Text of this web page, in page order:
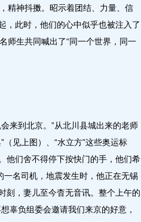
精神抖擞。昭示着团结、力量、信
，此时，他们的心中似乎也被注入了
师生共同喊出了“同一个世界，同一
到北京。”从北川县城出来的老师
见上图）、“水立方”这些奥运标
他们舍不得停下按快门的手，他们希
一名司机，地震发生时，他正在无锡
刻，妻儿至今杳无音讯。整个上午的
辜负组委会邀请我们来京的好意，